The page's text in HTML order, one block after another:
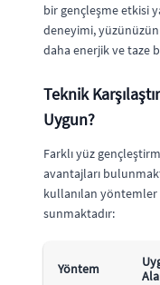
bir gençleşme etkisi
deneyimi, yüzünüzün
daha enerjik ve taze
Teknik
Uygun?
Farklı yüz
avantajları
kullanılan yöntemler
sunmaktadır:
Yöntem